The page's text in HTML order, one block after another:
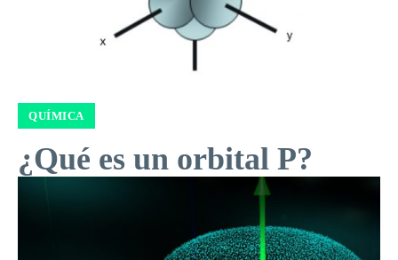
QUÍMICA
¿Qué es un orbital P?